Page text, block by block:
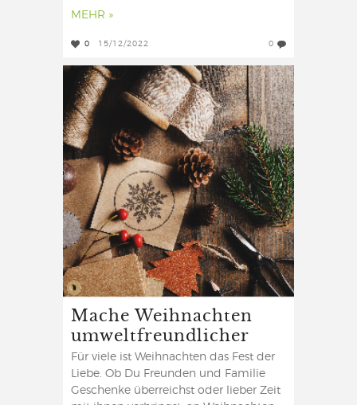
MEHR »
0 15/12/2022 0
Mache Weihnachten
umweltfreundlicher
Für viele ist Weihnachten das Fest der
Liebe. Ob Du Freunden und Familie
Geschenke überreichst oder lieber Zeit